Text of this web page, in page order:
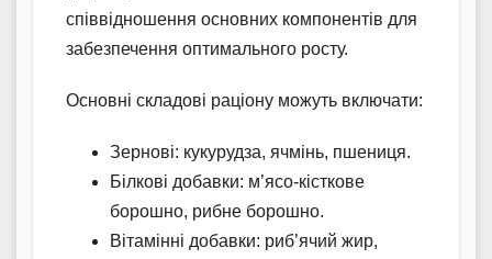
співвідношення основних компонентів для
забезпечення оптимального росту.
Основні складові раціону можуть включати:
Зернові: кукурудза, ячмінь, пшениця.
Білкові добавки: м’ясо-кісткове
борошно, рибне борошно.
Вітамінні добавки: риб’ячий жир,